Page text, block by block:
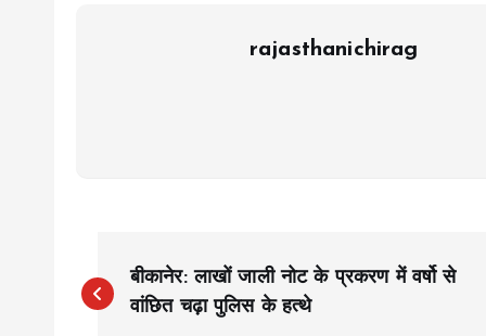
rajasthanichirag
o
बीकानेर: लाखों जाली नोट के प्रकरण में वर्षो से
वांछित चढ़ा पुलिस के हत्थे